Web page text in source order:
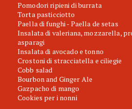
Pomodori ripieni di burrata
Torta pasticciotto
Paella di funghi - Paella de setas
Insalata di valeriana, mozzarella,
asparagi
Insalata di avocado e tonno
Crostoni di stracciatella e ciliegie
Cobb salad
Bourbon and Ginger Ale
Gazpacho di mango
Cookies per i nonni